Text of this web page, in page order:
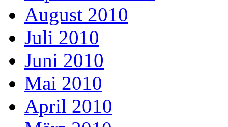
August 2010
Juli 2010
Juni 2010
Mai 2010
April 2010